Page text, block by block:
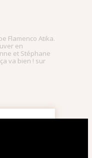
Flamenco Atika.
en
et Stéphane
va bien ! sur